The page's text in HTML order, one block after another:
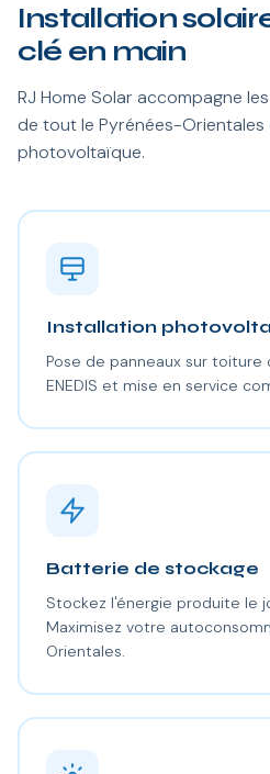
Installation
clé en main
RJ Home Solar accompagne
de tout le Pyrénées-
photovoltaïque.
Installation
Pose de panneaux sur
ENEDIS et mise en service
Batterie de stockage
Stockez l'énergie produite le
Maximisez votre
Orientales.